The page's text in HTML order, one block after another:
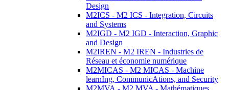
Design
M2ICS - M2 ICS - Integration, Circuits
and Systems
M2IGD - M2 IGD - Interaction, Graphic
and Design
M2IREN - M2 IREN - Industries de
Réseau et économie numérique
M2MICAS - M2 MICAS - Machine
learnIng, CommunicAtions, and Security
M2MVA - M2 MVA - Mathématiques,